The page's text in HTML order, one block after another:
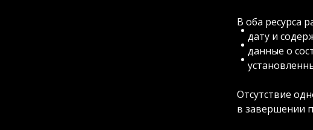
В оба ресурса
дату и
данные о
Отсутствие
в завершении